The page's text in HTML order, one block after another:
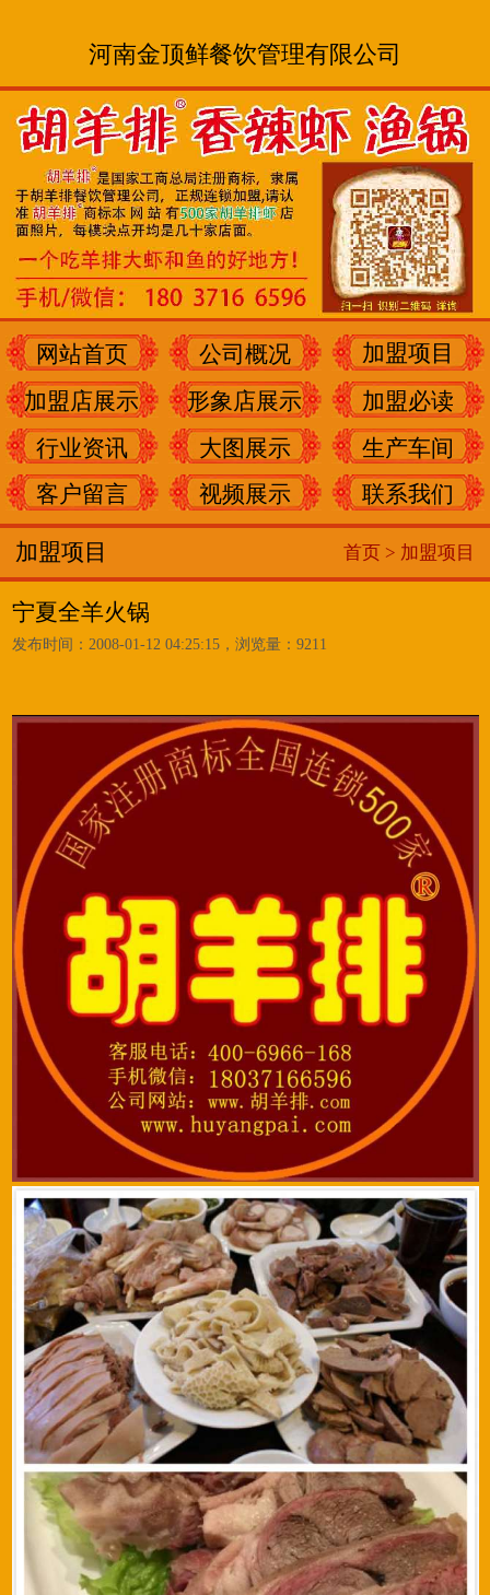
河南金顶鲜餐饮管理有限公司
网站首页 公司概况
加盟项目
加盟店展示
形象店展示
加盟必读
行业资讯
大图展示
生产车间
客户留言
视频展示 联系我们
加盟项目 加盟项目
首页 >
宁夏全羊火锅
发布时间：2008-01-12 04:25:15，浏览量：9211